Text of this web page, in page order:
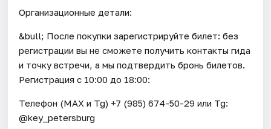
Организационные детали:
&bull; После покупки зарегистрируйте билет: без
регистрации вы не сможете получить контакты гида
и точку встречи, а мы подтвердить бронь билетов.
Регистрация с 10:00 до 18:00:
Телефон (МАХ и Tg) +7 (985) 674-50-29 или Tg:
@key_petersburg